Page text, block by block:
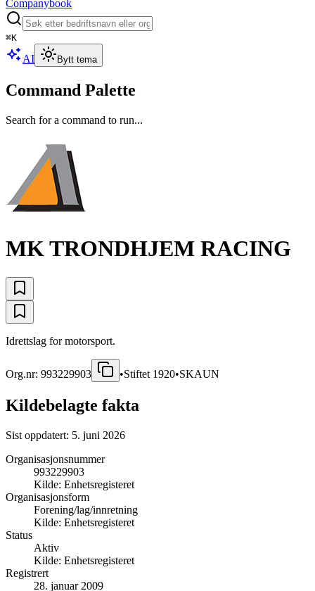
Companybook
⌘K
AI Bytt tema
Command Palette
Search for a command to run...
MK TRONDHJEM RACING
Idrettslag for motorsport.
Org.nr: 993229903 •Stiftet 1920•SKAUN
Kildebelagte fakta
Sist oppdatert: 5. juni 2026
Organisasjonsnummer
993229903
Kilde: Enhetsregisteret
Organisasjonsform
Forening/lag/innretning
Kilde: Enhetsregisteret
Status
Aktiv
Kilde: Enhetsregisteret
Registrert
28. januar 2009